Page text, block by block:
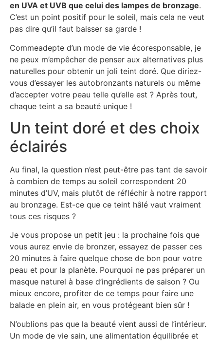
en UVA et UVB que celui des lampes de bronzage.
C’est un point positif pour le soleil, mais cela ne veut
pas dire qu’il faut baisser sa garde !
Commeadepte d’un mode de vie écoresponsable, je
ne peux m’empêcher de penser aux alternatives plus
naturelles pour obtenir un joli teint doré. Que diriez-
vous d’essayer les autobronzants naturels ou même
d’accepter votre peau telle qu’elle est ? Après tout,
chaque teint a sa beauté unique !
Un teint doré et des choix
éclairés
Au final, la question n’est peut-être pas tant de savoir
à combien de temps au soleil correspondent 20
minutes d’UV, mais plutôt de réfléchir à notre rapport
au bronzage. Est-ce que ce teint hâlé vaut vraiment
tous ces risques ?
Je vous propose un petit jeu : la prochaine fois que
vous aurez envie de bronzer, essayez de passer ces
20 minutes à faire quelque chose de bon pour votre
peau et pour la planète. Pourquoi ne pas préparer un
masque naturel à base d’ingrédients de saison ? Ou
mieux encore, profiter de ce temps pour faire une
balade en plein air, en vous protégeant bien sûr !
N’oublions pas que la beauté vient aussi de l’intérieur.
Un mode de vie sain, une alimentation équilibrée et